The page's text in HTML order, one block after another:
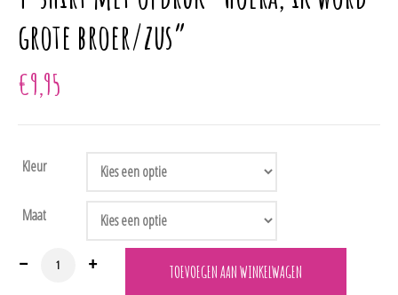
grote broer/zus”
€9,95
Kleur
Maat
T-shirt met opdruk "Hoera, ik word grote broer/zus" aantal
TOEVOEGEN AAN WINKELWAGEN